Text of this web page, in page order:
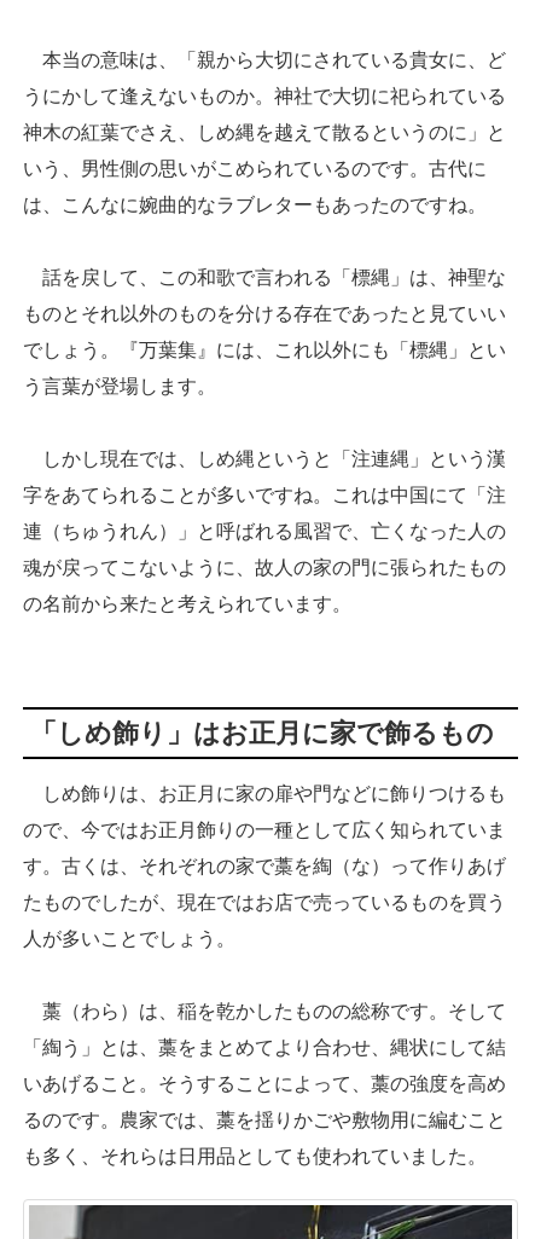
本当の意味は、「親から大切にされている貴女に、ど
うにかして逢えないものか。神社で大切に祀られている
神木の紅葉でさえ、しめ縄を越えて散るというのに」と
いう、男性側の思いがこめられているのです。古代に
は、こんなに婉曲的なラブレターもあったのですね。
話を戻して、この和歌で言われる「標縄」は、神聖な
ものとそれ以外のものを分ける存在であったと見ていい
でしょう。『万葉集』には、これ以外にも「標縄」とい
う言葉が登場します。
しかし現在では、しめ縄というと「注連縄」という漢
字をあてられることが多いですね。これは中国にて「注
連（ちゅうれん）」と呼ばれる風習で、亡くなった人の
魂が戻ってこないように、故人の家の門に張られたもの
の名前から来たと考えられています。
「しめ飾り」はお正月に家で飾るもの
しめ飾りは、お正月に家の扉や門などに飾りつけるも
ので、今ではお正月飾りの一種として広く知られていま
す。古くは、それぞれの家で藁を綯（な）って作りあげ
たものでしたが、現在ではお店で売っているものを買う
人が多いことでしょう。
藁（わら）は、稲を乾かしたものの総称です。そして
「綯う」とは、藁をまとめてより合わせ、縄状にして結
いあげること。そうすることによって、藁の強度を高め
るのです。農家では、藁を揺りかごや敷物用に編むこと
も多く、それらは日用品としても使われていました。